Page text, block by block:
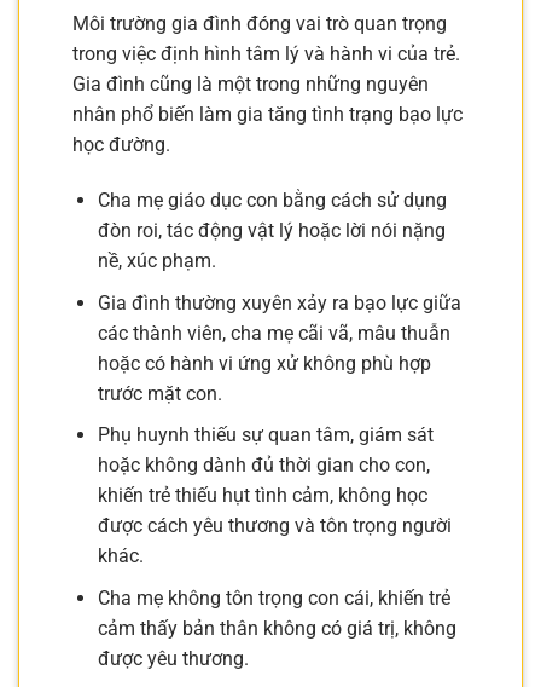
Môi trường gia đình đóng vai trò quan trọng
trong việc định hình tâm lý và hành vi của trẻ.
Gia đình cũng là một trong những nguyên
nhân phổ biến làm gia tăng tình trạng bạo lực
học đường.
Cha mẹ giáo dục con bằng cách sử dụng
đòn roi, tác động vật lý hoặc lời nói nặng
nề, xúc phạm.
Gia đình thường xuyên xảy ra bạo lực giữa
các thành viên, cha mẹ cãi vã, mâu thuẫn
hoặc có hành vi ứng xử không phù hợp
trước mặt con.
Phụ huynh thiếu sự quan tâm, giám sát
hoặc không dành đủ thời gian cho con,
khiến trẻ thiếu hụt tình cảm, không học
được cách yêu thương và tôn trọng người
khác.
Cha mẹ không tôn trọng con cái, khiến trẻ
cảm thấy bản thân không có giá trị, không
được yêu thương.